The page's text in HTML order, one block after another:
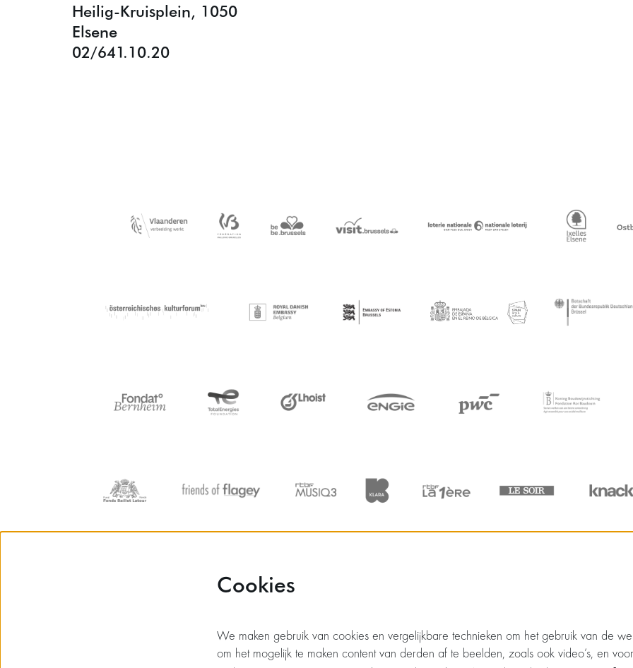
Heilig-Kruisplein, 1050
Elsene
02/641.10.20
Cookies
We maken gebruik van cookies en vergelijkbare technieken om het gebruik van de
om het mogelijk te maken content van derden af te beelden, zoals ook video’s, en